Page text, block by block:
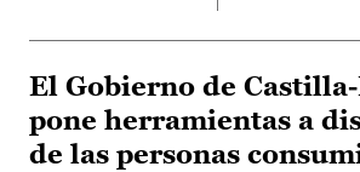
El Gobierno de
pone herramientas a
de las personas